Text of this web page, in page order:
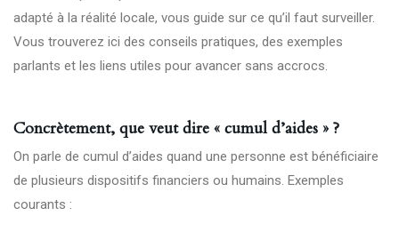
adapté à la réalité locale, vous guide sur ce qu’il faut surveiller.
Vous trouverez ici des conseils pratiques, des exemples
parlants et les liens utiles pour avancer sans accrocs.
Concrètement, que veut dire « cumul d’aides » ?
On parle de cumul d’aides quand une personne est bénéficiaire
de plusieurs dispositifs financiers ou humains. Exemples
courants :